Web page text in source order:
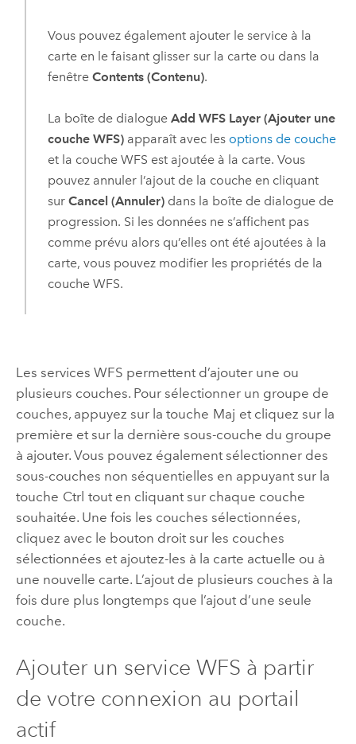
Vous pouvez également ajouter le service à la
carte en le faisant glisser sur la carte ou dans la
fenêtre Contents (Contenu).
La boîte de dialogue Add WFS Layer (Ajouter une
couche WFS)apparaît avec les options de couche
et la couche WFS est ajoutée à la carte. Vous
pouvez annuler l’ajout de la couche en cliquant
sur Cancel (Annuler)dans la boîte de dialogue de
progression. Si les données ne s’affichent pas
comme prévu alors qu’elles ont été ajoutées à la
carte, vous pouvez modifier les propriétés de la
couche WFS.
Les services WFS permettent d’ajouter une ou
plusieurs couches. Pour sélectionner un groupe de
couches, appuyez sur la touche Maj et cliquez sur la
première et sur la dernière sous-couche du groupe
à ajouter. Vous pouvez également sélectionner des
sous-couches non séquentielles en appuyant sur la
touche Ctrl tout en cliquant sur chaque couche
souhaitée. Une fois les couches sélectionnées,
cliquez avec le bouton droit sur les couches
sélectionnées et ajoutez-les à la carte actuelle ou à
une nouvelle carte. L’ajout de plusieurs couches à la
fois dure plus longtemps que l’ajout d’une seule
couche.
Ajouter un service WFS à partir
de votre connexion au portail
actif